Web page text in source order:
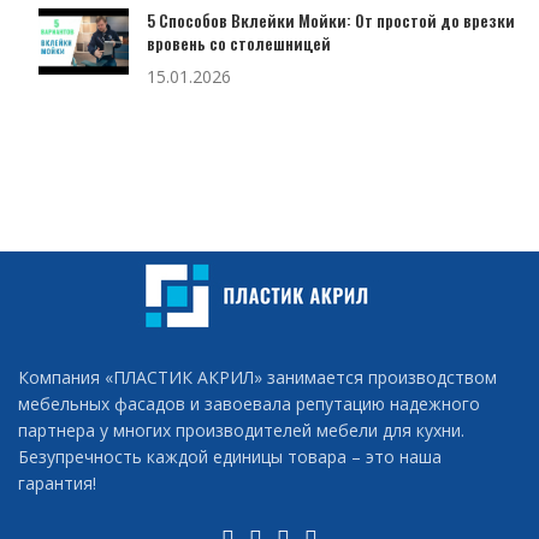
5 Способов Вклейки Мойки: От простой до врезки
вровень со столешницей
15.01.2026
Компания «ПЛАСТИК АКРИЛ» занимается производством
мебельных фасадов и завоевала репутацию надежного
партнера у многих производителей мебели для кухни.
Безупречность каждой единицы товара – это наша
гарантия!